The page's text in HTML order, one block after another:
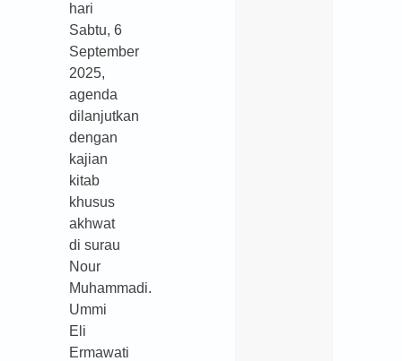
hari
Sabtu, 6
September
2025,
agenda
dilanjutkan
dengan
kajian
kitab
khusus
akhwat
di surau
Nour
Muhammadi.
Ummi
Eli
Ermawati